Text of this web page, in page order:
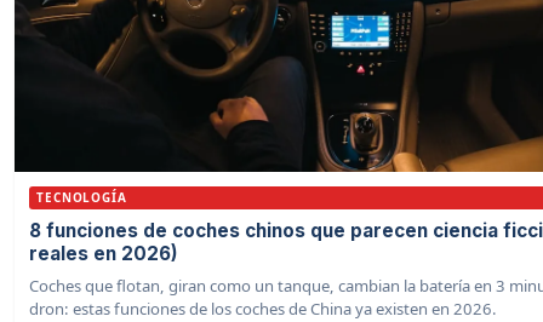
TECNOLOGÍA
8 funciones de coches chinos que parecen ciencia
reales en 2026)
Coches que flotan, giran como un tanque, cambian la batería en 3
dron: estas funciones de los coches de China ya existen en 2026.